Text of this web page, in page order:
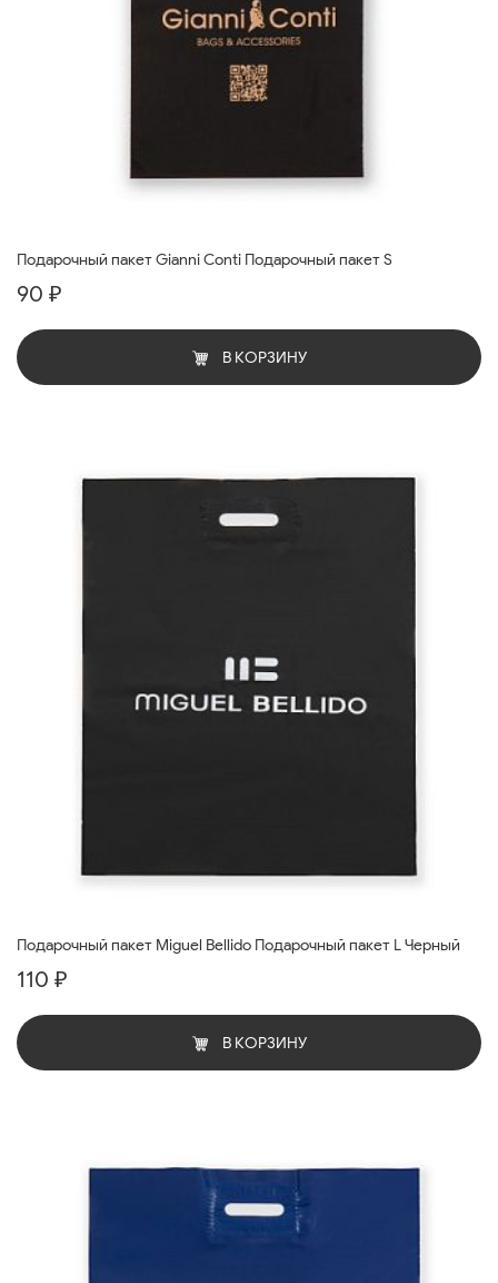
Подарочный пакет Gianni Conti Подарочный пакет S
90 ₽
В КОРЗИНУ
Подарочный пакет Miguel Bellido Подарочный пакет L Черный
110 ₽
В КОРЗИНУ